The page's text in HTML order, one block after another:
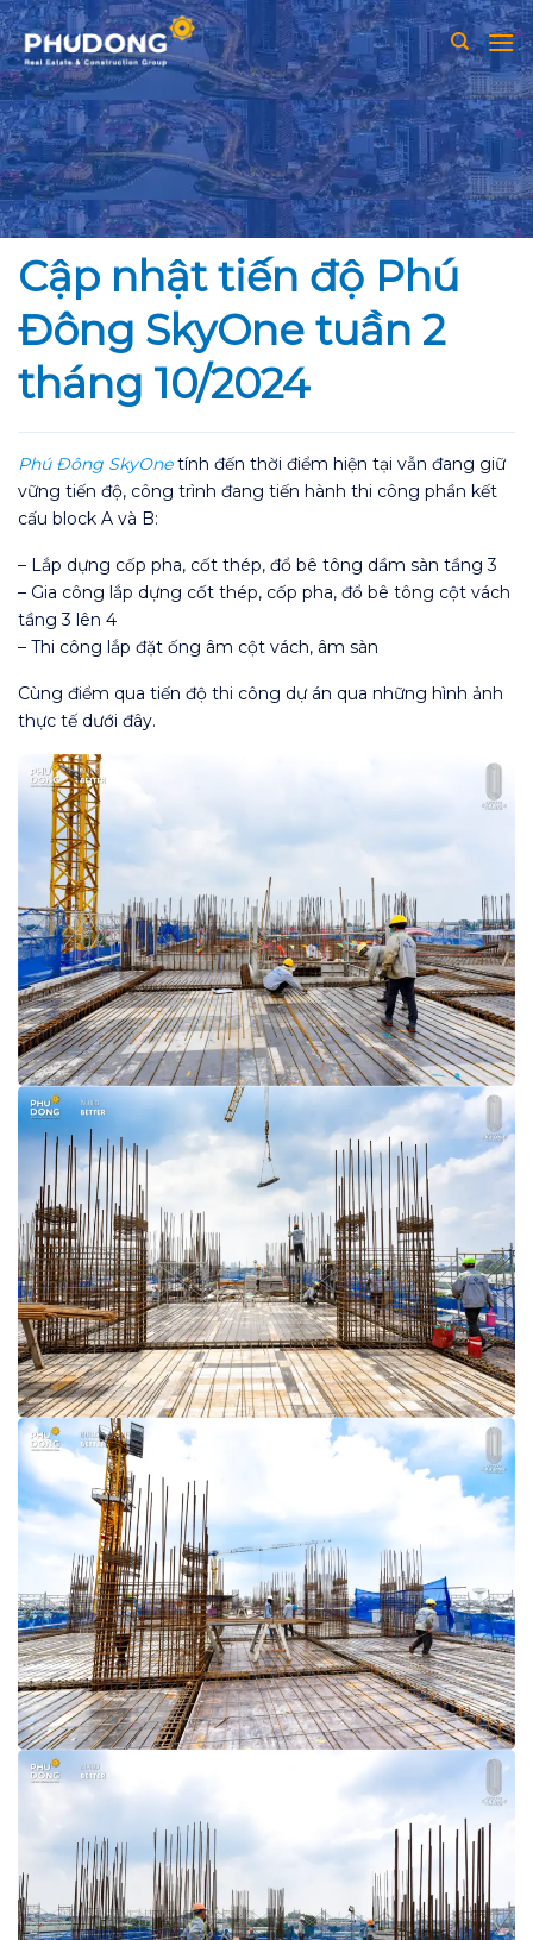
Skip
to
content
Cập nhật tiến độ Phú
Đông SkyOne tuần 2
tháng 10/2024
Phú Đông SkyOnetính đến thời điểm hiện tại vẫn đang giữ
vững tiến độ, công trình đang tiến hành thi công phần kết
cấu block A và B:
– Lắp dựng cốp pha, cốt thép, đổ bê tông dầm sàn tầng 3
– Gia công lắp dựng cốt thép, cốp pha, đổ bê tông cột vách
tầng 3 lên 4
– Thi công lắp đặt ống âm cột vách, âm sàn
Cùng điểm qua tiến độ thi công dự án qua những hình ảnh
thực tế dưới đây.